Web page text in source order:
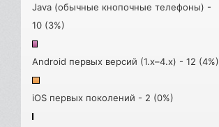
Java (обычные кнопочные телефоны) -
10 (3%)
Android первых версий (1.x–4.x) - 12 (4%)
iOS первых поколений - 2 (0%)